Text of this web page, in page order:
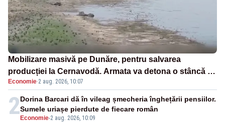
Mobilizare masivă pe Dunăre, pentru salvarea
producției la Cernavodă. Armata va detona o stâncă și
va devia apa fluviului - IMAGINI AERIENE
Economie·2 aug. 2026, 10:07
2 Economie-2 aug. 2026, 10:09
Dorina Barcari dă în vileag șmecheria înghețării pensiilor.
Sumele uriașe pierdute de fiecare român